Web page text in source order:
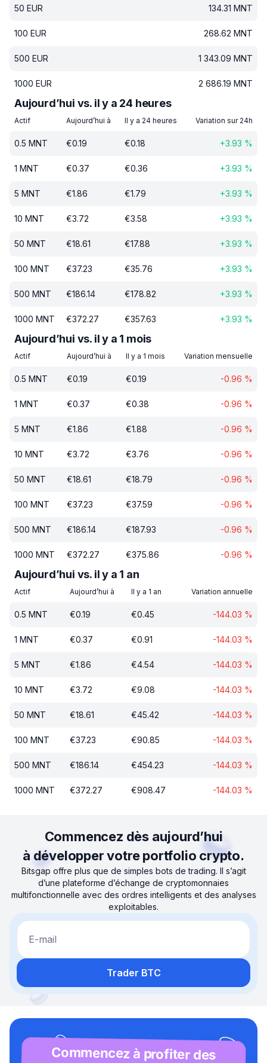
50 EUR 134.31 MNT
100 EUR 268.62 MNT
500 EUR 1 343.09 MNT
1000 EUR 2 686.19 MNT
Aujourd’hui vs. il y a 24 heures
Actif Aujourd’hui à Il y a 24 heures Variation sur 24h
0.5 MNT €0.19 €0.18 +3.93 %
1 MNT €0.37 €0.36 +3.93 %
5 MNT €1.86 €1.79 +3.93 %
10 MNT €3.72 €3.58 +3.93 %
50 MNT €18.61 €17.88 +3.93 %
100 MNT €37.23 €35.76 +3.93 %
500 MNT €186.14 €178.82 +3.93 %
1000 MNT €372.27 €357.63 +3.93 %
Aujourd’hui vs. il y a 1 mois
Actif Aujourd’hui à Il y a 1 mois Variation mensuelle
0.5 MNT €0.19 €0.19 -0.96 %
1 MNT €0.37 €0.38 -0.96 %
5 MNT €1.86 €1.88 -0.96 %
10 MNT €3.72 €3.76 -0.96 %
50 MNT €18.61 €18.79 -0.96 %
100 MNT €37.23 €37.59 -0.96 %
500 MNT €186.14 €187.93 -0.96 %
1000 MNT €372.27 €375.86 -0.96 %
Aujourd’hui vs. il y a 1 an
Actif Aujourd’hui à Il y a 1 an Variation annuelle
0.5 MNT €0.19 €0.45 -144.03 %
1 MNT €0.37 €0.91 -144.03 %
5 MNT €1.86 €4.54 -144.03 %
10 MNT €3.72 €9.08 -144.03 %
50 MNT €18.61 €45.42 -144.03 %
100 MNT €37.23 €90.85 -144.03 %
500 MNT €186.14 €454.23 -144.03 %
1000 MNT €372.27 €908.47 -144.03 %
Commencez dès aujourd’hui
à développer votre portfolio crypto.
Bitsgap offre plus que de simples bots de trading. Il s’agit
d’une plateforme d’échange de cryptomonnaies
multifonctionnelle avec des ordres intelligents et des analyses
exploitables.
E-mail
Trader BTC
Commencez à profiter des